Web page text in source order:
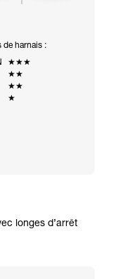
de harnais :
★★★
★★
★★
★
longes d’arrêt